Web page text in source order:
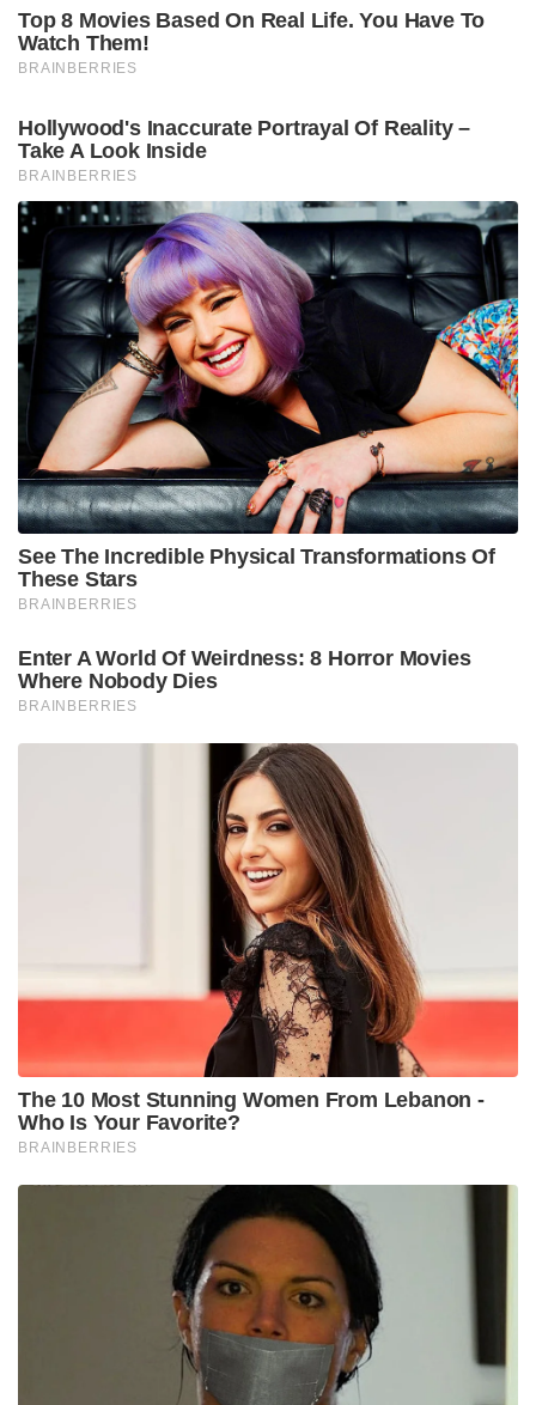
Top 8 Movies Based On Real Life. You Have To
Watch Them!
BRAINBERRIES
Hollywood's Inaccurate Portrayal Of Reality –
Take A Look Inside
BRAINBERRIES
See The Incredible Physical Transformations Of
These Stars
BRAINBERRIES
Enter A World Of Weirdness: 8 Horror Movies
Where Nobody Dies
BRAINBERRIES
The 10 Most Stunning Women From Lebanon -
Who Is Your Favorite?
BRAINBERRIES